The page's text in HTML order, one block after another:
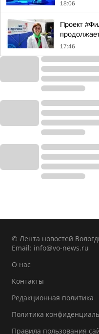
18:06
Проект
17:46
© Лента новостей
Email: info@vo-news.ru
О нас
Контакты
Редакционная политика
Политика
Правила пользования